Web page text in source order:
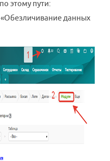
этому пути:
данных